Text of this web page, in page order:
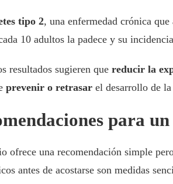
tipo 2, una enfermedad crónica
10 adultos la padece y su
resultados sugieren que reducir la
prevenir o retrasar el desarrollo de
para
ofrece una recomendación simple
antes de acostarse son medidas